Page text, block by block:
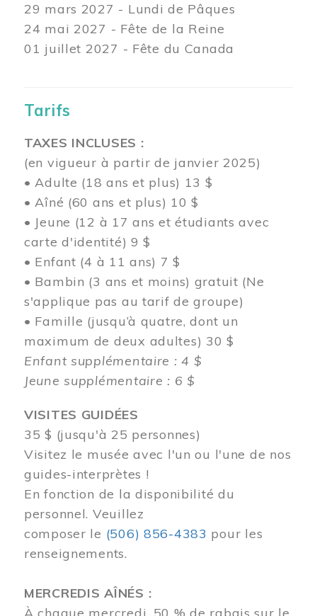
29 mars 2027 - Lundi de Pâques
24 mai 2027 - Fête de la Reine
01 juillet 2027 - Fête du Canada
Tarifs
TAXES INCLUSES :
(en vigueur à partir de janvier 2025)
• Adulte (18 ans et plus) 13 $
• Aîné (60 ans et plus) 10 $
• Jeune (12 à 17 ans et étudiants avec
carte d'identité) 9 $
• Enfant (4 à 11 ans) 7 $
• Bambin (3 ans et moins) gratuit (Ne
s'applique pas au tarif de groupe)
• Famille (jusqu’à quatre, dont un
maximum de deux adultes) 30 $
Enfant supplémentaire : 4 $
Jeune supplémentaire : 6 $
VISITES GUIDÉES
35 $ (jusqu'à 25 personnes)
Visitez le musée avec l'un ou l'une de nos
guides-interprètes !
En fonction de la disponibilité du
personnel. Veuillez
composer le (506) 856-4383 pour les
renseignements.
MERCREDIS AÎNÉS :